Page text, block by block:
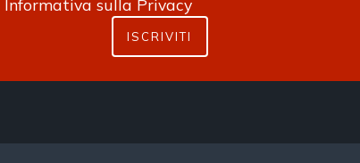
Informativa sulla Privacy
ISCRIVITI